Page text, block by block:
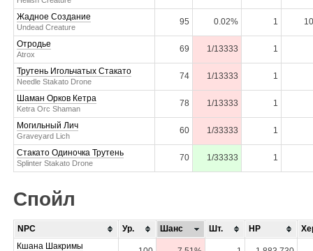
Жадное Создание
Undead Creature
95 0.02% 1
Отродье
Atrox
69 1/13333 1
Трутень Игольчатых Стакато
Needle Stakato Drone
74 1/13333 1
Шаман Орков Кетра
Ketra Orc Shaman
78 1/13333 1
Могильный Лич
Graveyard Lich
60 1/33333 1
Стакато Одиночка Трутень
Splinter Stakato Drone
70 1/33333 1
Спойл
NPC Ур. Шанс Шт. HP
Кшана Шакримы